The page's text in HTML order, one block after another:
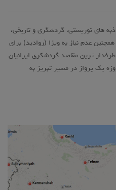
های توریستی، گردشگری و تاریخی،
عدم نیاز به ویزا (روادید) برای
طرفدار ترین مقاصد گردشکری ایرانیان
یک پرواز در مسیر تبریز به